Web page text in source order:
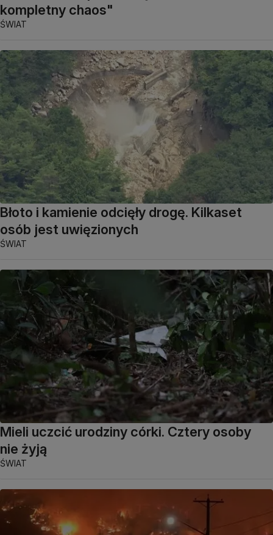
kompletny chaos"
ŚWIAT
Błoto i kamienie odcięły drogę. Kilkaset
osób jest uwięzionych
ŚWIAT
Mieli uczcić urodziny córki. Cztery osoby
nie żyją
ŚWIAT